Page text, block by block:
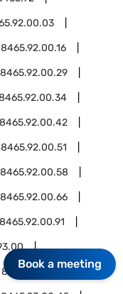
8465.92.00.16
8465.92.00.29
8465.92.00.42
8465.92.00.51
8465.92.00.58
8465.92.00.66
8465.92.00.91
8465.93.00.12
Book a meeting